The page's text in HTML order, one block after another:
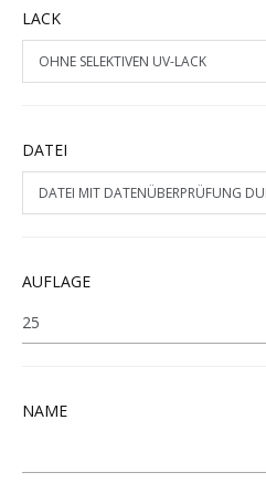
LACK
DATEI
AUFLAGE
NAME